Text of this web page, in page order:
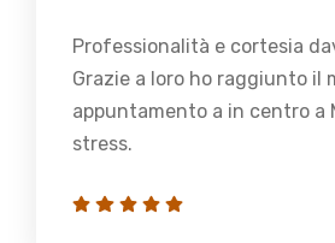
Professionalità e cortesia
Grazie a loro ho raggiunto il
appuntamento a in centro a
stress.